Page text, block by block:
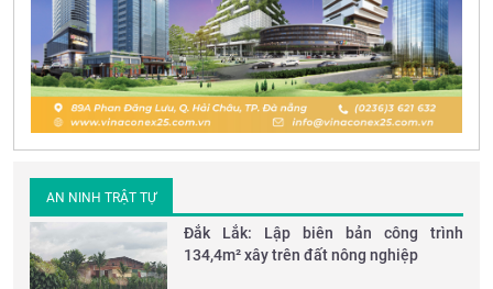
AN NINH TRẬT TỰ
Đắk Lắk: Lập biên bản công trình
134,4m² xây trên đất nông nghiệp